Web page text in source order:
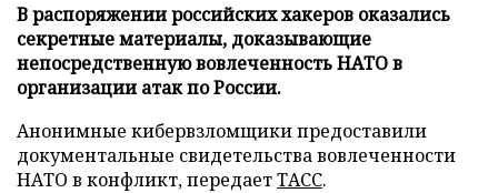
В распоряжении российских хакеров оказались
секретные материалы, доказывающие
непосредственную вовлеченность НАТО в
организации атак по России.
Анонимные кибервзломщики предоставили
документальные свидетельства вовлеченности
НАТО в конфликт, передаетТАСС.